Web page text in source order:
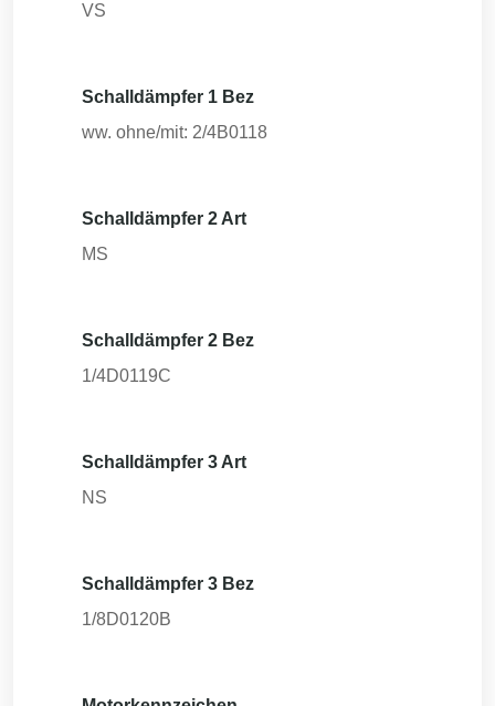
VS
Schalldämpfer 1 Bez
ww. ohne/mit: 2/4B0118
Schalldämpfer 2 Art
MS
Schalldämpfer 2 Bez
1/4D0119C
Schalldämpfer 3 Art
NS
Schalldämpfer 3 Bez
1/8D0120B